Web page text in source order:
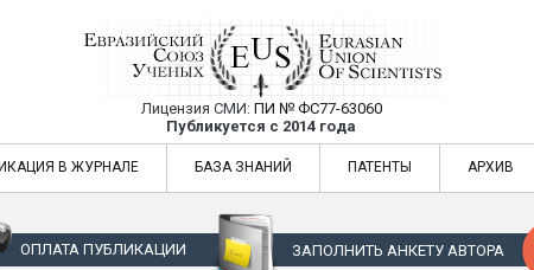
Евразийский Союз Ученых —
Лицензия СМИ: ПИ № ФС77-63060
Публикуется с 2014 года
Союз Ученых — публикация научных статей в
В ЖУРНАЛЕ БАЗА ЗНАНИЙ ПАТЕНТЫ АРХИВ
ОПЛАТА ПУБЛИКАЦИИ ЗАПОЛНИТЬ АНКЕТУ АВТОРА